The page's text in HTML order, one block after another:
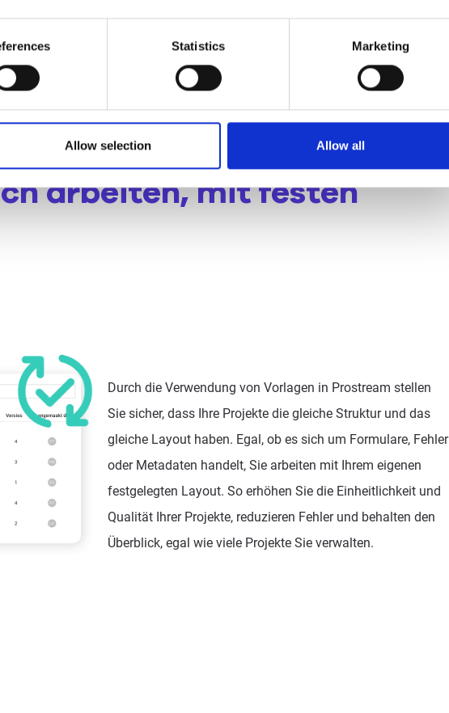
Statistics Marketing
Allow selection Allow all
arbeiten, mit festen
Durch die Verwendung von Vorlagen in Prostream stellen
Sie sicher, dass Ihre Projekte die gleiche Struktur und das
gleiche Layout haben. Egal, ob es sich um Formulare, Fehler
oder Metadaten handelt, Sie arbeiten mit Ihrem eigenen
festgelegten Layout. So erhöhen Sie die Einheitlichkeit und
Qualität Ihrer Projekte, reduzieren Fehler und behalten den
Überblick, egal wie viele Projekte Sie verwalten.